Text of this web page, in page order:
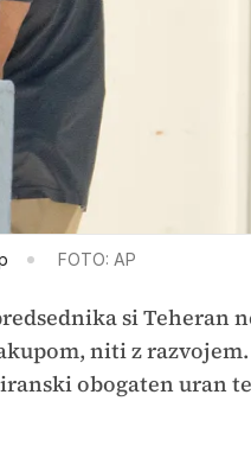
FOTO: AP
si Teheran
niti z razvojem.
obogaten uran